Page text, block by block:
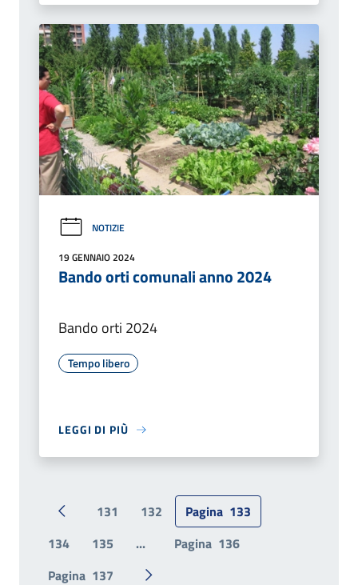
NOTIZIE
19 GENNAIO 2024
Bando orti comunali anno 2024
Bando orti 2024
Tempo libero
LEGGI DI PIÙ
Pagina precedente
131 132 Pagina 133
134
135 ... Pagina 136
Pagina 137